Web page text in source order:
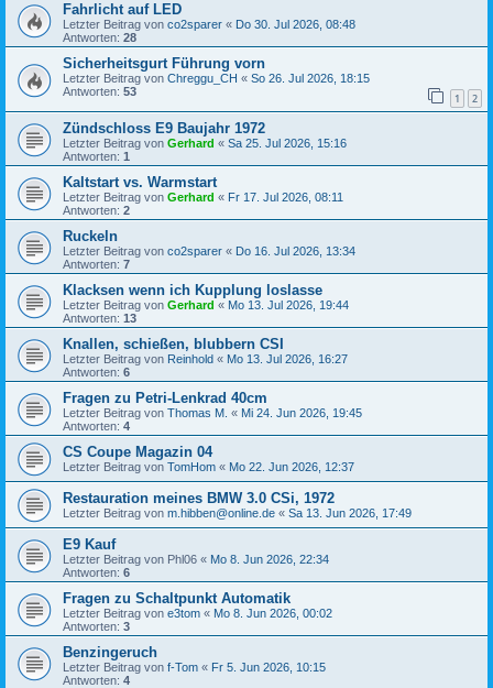
Fahrlicht auf LED
Letzter Beitrag von co2sparer « Do 30. Jul 2026, 08:48
Antworten: 28
Sicherheitsgurt Führung vorn
Letzter Beitrag von Chreggu_CH « So 26. Jul 2026, 18:15
Antworten: 53 1 2
Zündschloss E9 Baujahr 1972
Letzter Beitrag von Gerhard « Sa 25. Jul 2026, 15:16
Antworten: 1
Kaltstart vs. Warmstart
Letzter Beitrag von Gerhard « Fr 17. Jul 2026, 08:11
Antworten: 2
Ruckeln
Letzter Beitrag von co2sparer « Do 16. Jul 2026, 13:34
Antworten: 7
Klacksen wenn ich Kupplung loslasse
Letzter Beitrag von Gerhard « Mo 13. Jul 2026, 19:44
Antworten: 13
Knallen, schießen, blubbern CSI
Letzter Beitrag von Reinhold « Mo 13. Jul 2026, 16:27
Antworten: 6
Fragen zu Petri-Lenkrad 40cm
Letzter Beitrag von Thomas M. « Mi 24. Jun 2026, 19:45
Antworten: 4
CS Coupe Magazin 04
Letzter Beitrag von TomHom « Mo 22. Jun 2026, 12:37
Restauration meines BMW 3.0 CSi, 1972
Letzter Beitrag von m.hibben@online.de « Sa 13. Jun 2026, 17:49
E9 Kauf
Letzter Beitrag von Phl06 « Mo 8. Jun 2026, 22:34
Antworten: 6
Fragen zu Schaltpunkt Automatik
Letzter Beitrag von e3tom « Mo 8. Jun 2026, 00:02
Antworten: 3
Benzingeruch
Letzter Beitrag von f-Tom « Fr 5. Jun 2026, 10:15
Antworten: 4